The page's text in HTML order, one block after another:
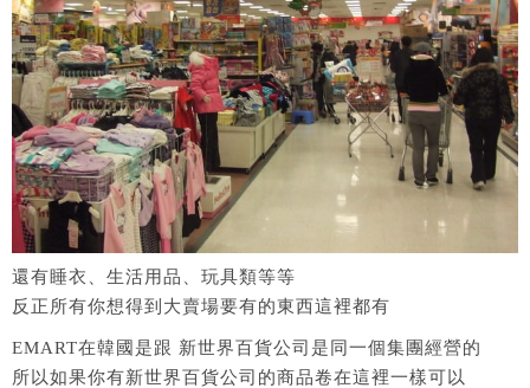
還有睡衣、生活用品、玩具類等等
反正所有你想得到大賣場要有的東西這裡都有
EMART在韓國是跟 新世界百貨公司是同一個集團經營的
所以如果你有新世界百貨公司的商品卷在這裡一樣可以